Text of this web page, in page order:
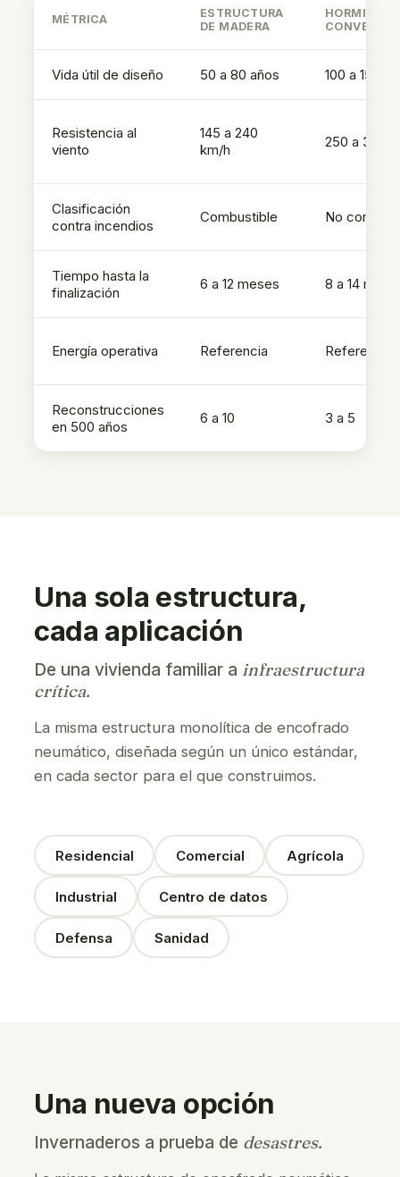
MÉTRICA
ESTRUCTURA
DE MADERA
HORMIGÓN
Vida útil de diseño 50 a 80 años 100 a 150
Resistencia al
viento
145 a 240
km/h
250 a 300
Clasificación
contra incendios
Combustible No
Tiempo hasta la
finalización
6 a 12 meses 8 a 14
Energía operativa Referencia Referencia
Reconstrucciones
en 500 años
6 a 10 3 a 5
Una sola estructura,
cada aplicación
De una vivienda familiar a infraestructura
crítica.
La misma estructura monolítica de encofrado
neumático, diseñada según un único estándar,
en cada sector para el que construimos.
Residencial Comercial Agrícola
Industrial Centro de datos
Defensa Sanidad
Una nueva opción
Invernaderos a prueba de desastres.